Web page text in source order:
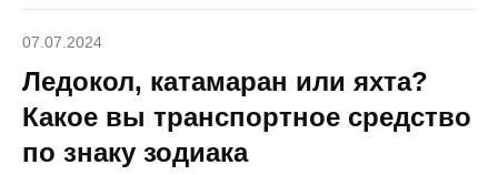
07.07.2024
Ледокол, катамаран или яхта?
Какое вы транспортное средство
по знаку зодиака